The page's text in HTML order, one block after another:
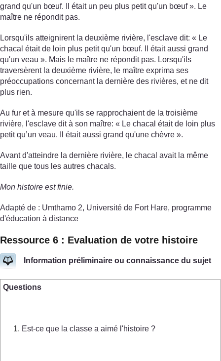
grand qu'un bœuf. Il était un peu plus petit qu'un bœuf ». Le
maître ne répondit pas.
Lorsqu'ils atteignirent la deuxième rivière, l'esclave dit: « Le
chacal était de loin plus petit qu'un bœuf. Il était aussi grand
qu'un veau ». Mais le maître ne répondit pas. Lorsqu'ils
traversèrent la deuxième rivière, le maître exprima ses
préoccupations concernant la dernière des rivières, et ne dit
plus rien.
Au fur et à mesure qu'ils se rapprochaient de la troisième
rivière, l'esclave dit à son maître: « Le chacal était de loin plus
petit qu’un veau. Il était aussi grand qu'une chèvre ».
Avant d'atteindre la dernière rivière, le chacal avait la même
taille que tous les autres chacals.
Mon histoire est finie.
Adapté de : Umthamo 2, Université de Fort Hare, programme
d'éducation à distance
Ressource 6 : Evaluation de votre histoire
Information préliminaire ou connaissance du sujet
Questions
Est-ce que la classe a aimé l'histoire ?